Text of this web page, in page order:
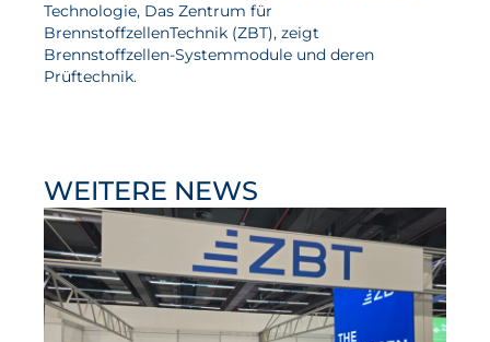
Elektrolyse
Leistungen
Mess- und Prüfverfahren
Beratung und Studien
Modellierung & Simulation
Karriere
Technologie, Das Zentrum für
BrennstoffzellenTechnik (ZBT), zeigt
Brennstoffzellen-Systemmodule und deren
Prüftechnik.
WEITERE NEWS